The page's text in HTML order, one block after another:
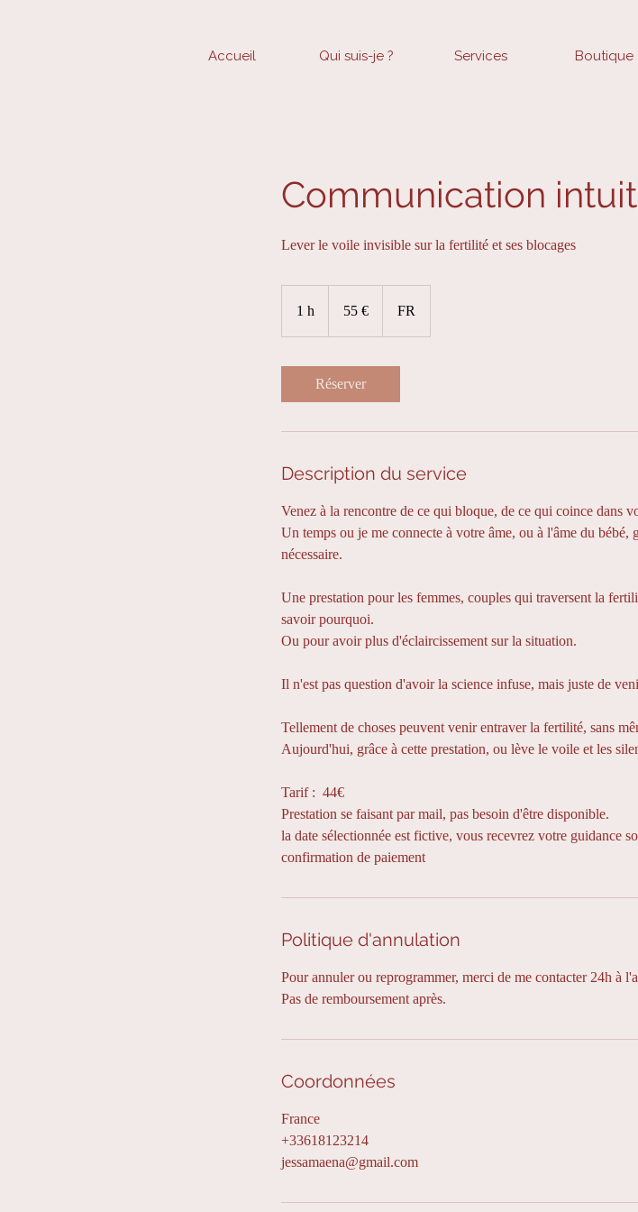
Accueil Qui suis-je ? Services Boutique
Communication
Lever le voile invisible sur la fertilité et ses blocages
1 h 55 € FR
Réserver
Description du service
Venez à la rencontre de ce qui bloque, de ce qui coince dans
Un temps ou je me connecte à votre âme, ou à l'âme du bébé,
nécessaire.
Une prestation pour les femmes, couples qui traversent la
savoir pourquoi.
Ou pour avoir plus d'éclaircissement sur la situation.
Il n'est pas question d'avoir la science infuse, mais juste de
Tellement de choses peuvent venir entraver la fertilité, sans
Aujourd'hui, grâce à cette prestation, ou lève le voile et les
Tarif : 44€
Prestation se faisant par mail, pas besoin d'être disponible.
la date sélectionnée est fictive, vous recevrez votre guidance
confirmation de paiement
Politique d'annulation
Pour annuler ou reprogrammer, merci de me contacter 24h à
Pas de remboursement après.
Coordonnées
France
+33618123214
jessamaena@gmail.com